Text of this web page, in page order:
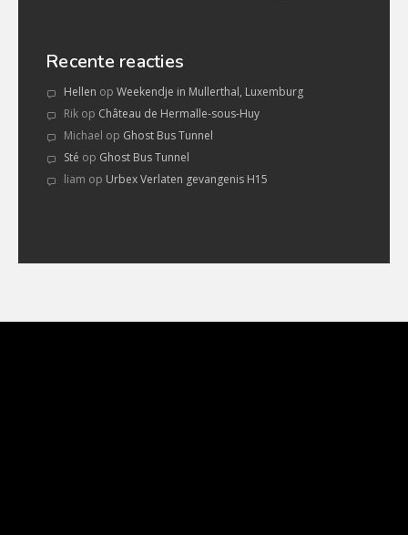
Recente reacties
Hellen op Weekendje in Mullerthal, Luxemburg
Rik op Château de Hermalle-sous-Huy
Michael op Ghost Bus Tunnel
Sté op Ghost Bus Tunnel
liam op Urbex Verlaten gevangenis H15